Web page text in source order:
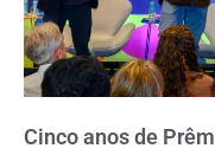
Cinco anos de